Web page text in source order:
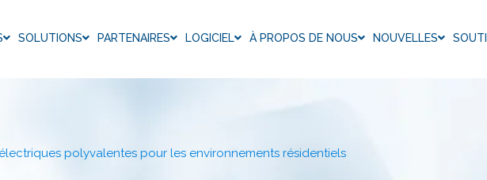
SOLUTIONS PARTENAIRES LOGICIEL À PROPOS DE NOUS NOUVELLES
polyvalentes pour les environnements résidentiels